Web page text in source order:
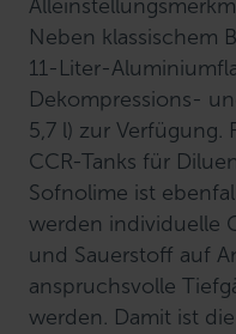
Neben klassischem
11-Liter-
Dekompressions-
5,7 l) zur Verfügung.
CCR-Tanks für
Sofnolime ist
werden individuelle
und Sauerstoff auf
anspruchsvolle
werden. Damit ist